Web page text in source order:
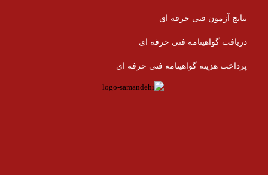
نتایج آزمون فنی حرفه ای
دریافت گواهینامه فنی حرفه ای
پرداخت هزینه گواهینامه فنی حرفه ای